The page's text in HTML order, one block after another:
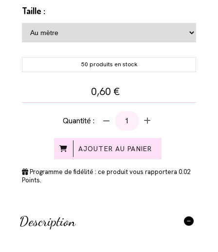
Taille :
50 produits en stock
0,60 €
Quantité :
AJOUTER AU PANIER
Programme de fidélité : ce produit vous rapportera 0.02
Points.
Description